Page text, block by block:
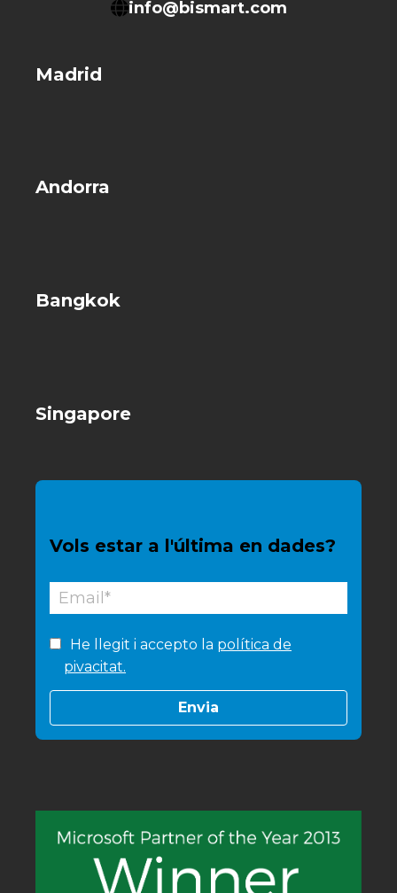
info@bismart.com
Madrid
Andorra
Bangkok
Singapore
Vols estar a l'última en dades?
He llegit i accepto la política de
pivacitat.